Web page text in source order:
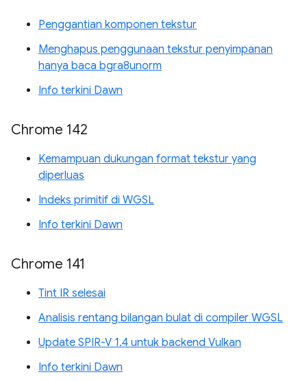
Penggantian komponen tekstur
Menghapus penggunaan tekstur penyimpanan
hanya baca bgra8unorm
Info terkini Dawn
Chrome 142
Kemampuan dukungan format tekstur yang
diperluas
Indeks primitif di WGSL
Info terkini Dawn
Chrome 141
Tint IR selesai
Analisis rentang bilangan bulat di compiler WGSL
Update SPIR-V 1.4 untuk backend Vulkan
Info terkini Dawn